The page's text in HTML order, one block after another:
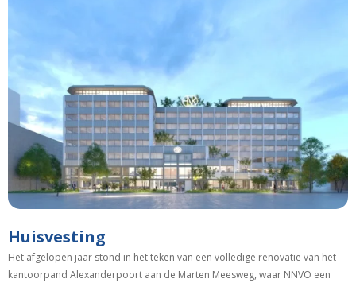
Huisvesting
Het afgelopen jaar stond in het teken van een volledige renovatie van het
kantoorpand Alexanderpoort aan de Marten Meesweg, waar NNVO een